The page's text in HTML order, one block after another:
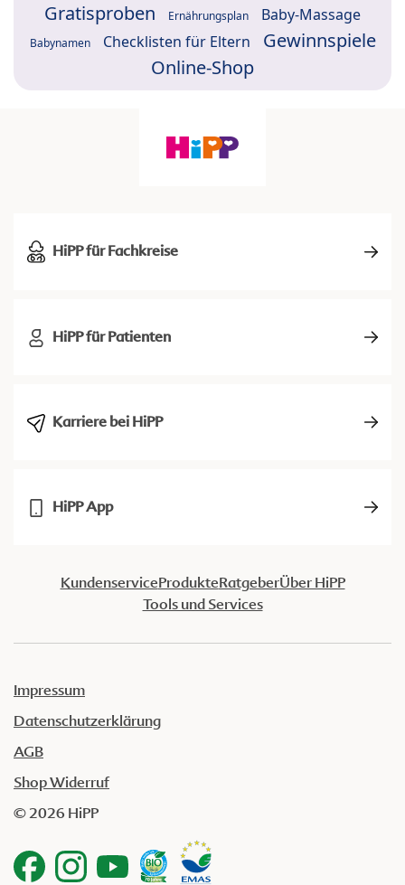
Gratisproben Ernährungsplan Baby-Massage
Babynamen Checklisten für Eltern
Gewinnspiele
Online-Shop
HiPP für Fachkreise
HiPP für Patienten
Karriere bei HiPP
HiPP App
KundenserviceProdukteRatgeberÜber HiPP
Tools und Services
Impressum
Datenschutzerklärung
AGB
Shop Widerruf
© 2026 HiPP